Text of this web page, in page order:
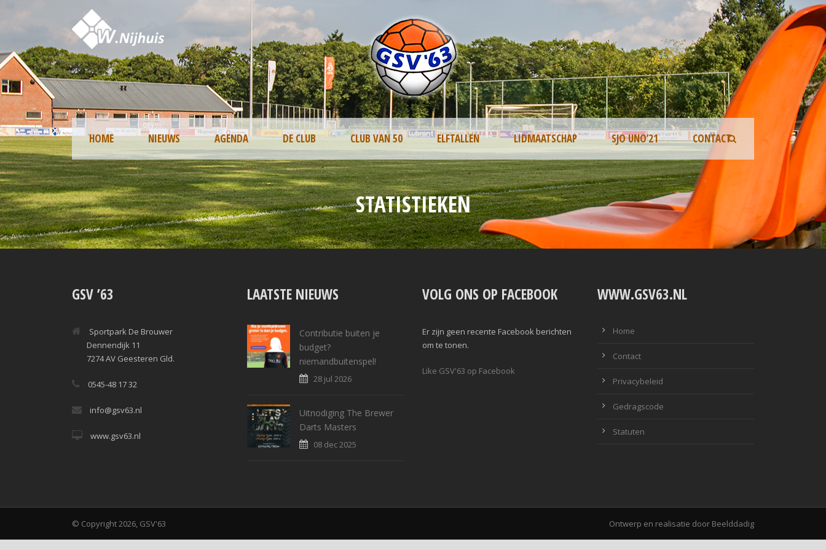
HOME NIEUWS AGENDA DE CLUB CLUB VAN 50 ELFTALLEN LIDMAATSCHAP SJO UNO’21 CONTACT
STATISTIEKEN
GSV ’63
Sportpark De Brouwer
Dennendijk 11
7274 AV Geesteren Gld.
0545-48 17 32
info@gsv63.nl
www.gsv63.nl
LAATSTE NIEUWS
Contributie buiten je
budget?
niemandbuitenspel!
28 jul 2026
Uitnodiging The Brewer
Darts Masters
08 dec 2025
VOLG ONS OP FACEBOOK
Er zijn geen recente Facebook berichten
om te tonen.
Like GSV'63 op Facebook
WWW.GSV63.NL
Home
Contact
Privacybeleid
Gedragscode
Statuten
© Copyright 2026, GSV'63 Ontwerp en realisatie door Beelddadig